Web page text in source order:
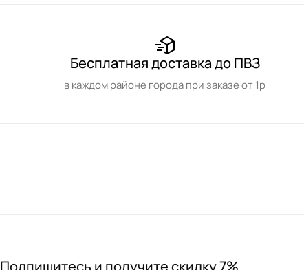
Бесплатная доставка до ПВЗ
в каждом районе города при заказе от 1р